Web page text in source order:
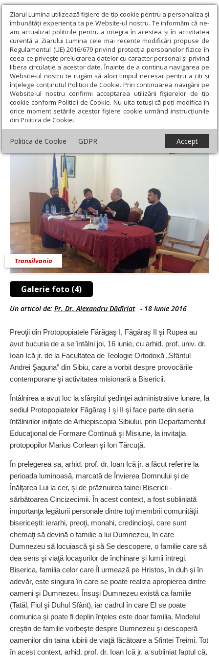
Ziarul Lumina utilizează fişiere de tip cookie pentru a personaliza și
îmbunătăți experiența ta pe Website-ul nostru. Te informăm că ne-
am actualizat politicile pentru a integra în acestea și în activitatea
curentă a Ziarului Lumina cele mai recente modificări propuse de
Regulamentul (UE) 2016/679 privind protecția persoanelor fizice în
ceea ce privește prelucrarea datelor cu caracter personal și privind
libera circulație a acestor date. Înainte de a continua navigarea pe
Website-ul nostru te rugăm să aloci timpul necesar pentru a citi și
înțelege conținutul Politicii de Cookie. Prin continuarea navigării pe
Website-ul nostru confirmi acceptarea utilizării fişierelor de tip
cookie conform Politicii de Cookie. Nu uita totuși că poți modifica în
orice moment setările acestor fişiere cookie urmând instrucțiunile
din Politica de Cookie.
Politica de Cookie GDPR Accept
Ziarul Lumina › Regionale › Transilvania › Arhid. prof. dr. Ioan
Ică jr. a conferențiat la Făgăraș
Arhid. prof. dr. Ioan Ică jr. a conferențiat la
Făgăraș
Galerie foto (4)
Transilvania
Un articol de: Pr. Dr. Alexandru Dădîrlat - 18 Iunie 2016
Preoţii din Protopopiatele Fărăgaş I, Făgăraş II şi Rupea au
avut bucuria de a se întâlni joi, 16 iunie, cu arhid. prof. univ. dr.
Ioan Ică jr. de la Facultatea de Teologie Ortodoxă „Sfântul
Andrei Şaguna” din Sibiu, care a vorbit despre provocările
contemporane şi activitatea misionară a Bisericii.
Întâlnirea a avut loc la sfârșitul şedinţei administrative lunare, la
sediul Protopopiatelor Făgăraş I şi II şi face parte din seria
întâlnirilor iniţiate de Arhiepiscopia Sibiului, prin Departamentul
Educaţional de Formare Continuă şi Misiune, la invitaţia
protopopilor Marius Corlean şi Ion Tărcuţă.
În prelegerea sa, arhid. prof. dr. Ioan Ică jr. a făcut referire la
perioada luminoasă, marcată de Învierea Domnului şi de
Înălţarea Lui la cer, şi de prăznuirea tainei Bisericii -
sărbătoarea Cincizecimii. În acest context, a fost subliniată
importanţa legăturii personale dintre toţi membrii comunităţii
bisericeşti: ierarhi, preoţi, monahi, credincioşi, care sunt
chemaţi să devină o familie a lui Dumnezeu, în care
Dumnezeu să locuiască şi să Se descopere, o familie care să
dea sens şi viaţă locaşurilor de închinare şi lumii întregi.
Biserica, familia celor care Îl urmează pe Hristos, în duh şi în
adevăr, este singura în care se poate realiza apropierea dintre
oameni şi Dumnezeu. Însuşi Dumnezeu există ca familie
(Tatăl, Fiul şi Duhul Sfânt), iar cadrul în care El se poate
comunica şi poate fi deplin înţeles este doar familia. Modelul
creştin de familie vorbeşte despre Dumnezeu şi descoperă
oamenilor din taina iubirii de viaţă făcătoare a Sfintei Treimi. Tot
în acest context, arhid. prof. dr. Ioan Ică jr. a subliniat faptul că,